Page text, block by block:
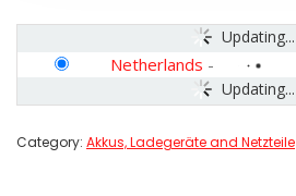
Updating...
Updating...
Netherlands -
Category: Akkus, Ladegeräte and Netzteile